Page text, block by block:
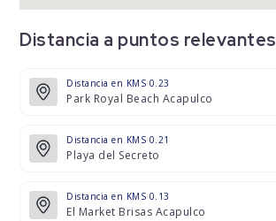
Distancia a puntos relevantes
Distancia en KMS 0.23
Park Royal Beach Acapulco
Distancia en KMS 0.21
Playa del Secreto
Distancia en KMS 0.13
El Market Brisas Acapulco